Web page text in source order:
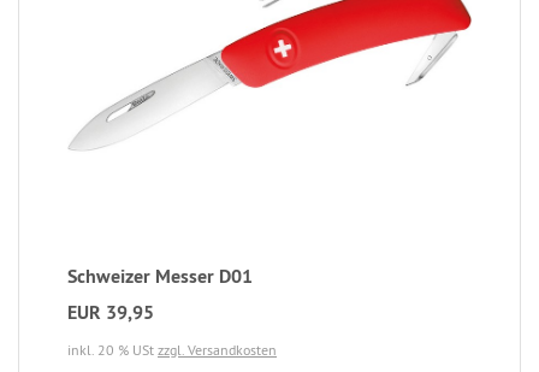
Schweizer Messer D01
EUR 39,95
inkl. 20 % USt zzgl. Versandkosten